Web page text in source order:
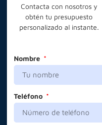
Contacta con nosotros y
obtén tu presupuesto
personalizado al instante.
Nombre
Teléfono